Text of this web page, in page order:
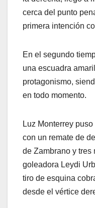
cerca del punto
primera intención
En el segundo
una escuadra
protagonismo,
en todo momento.
Luz Monterrey
con un remate de
de Zambrano y tres
goleadora Leydi
tiro de esquina
desde el vértice